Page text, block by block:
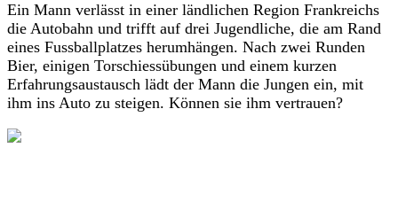
Ein Mann verlässt in einer ländlichen Region Frankreichs
die Autobahn und trifft auf drei Jugendliche, die am Rand
eines Fussballplatzes herumhängen. Nach zwei Runden
Bier, einigen Torschiessübungen und einem kurzen
Erfahrungsaustausch lädt der Mann die Jungen ein, mit
ihm ins Auto zu steigen. Können sie ihm vertrauen?